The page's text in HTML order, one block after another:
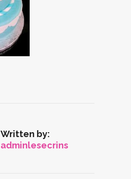
Written by:
adminlesecrins